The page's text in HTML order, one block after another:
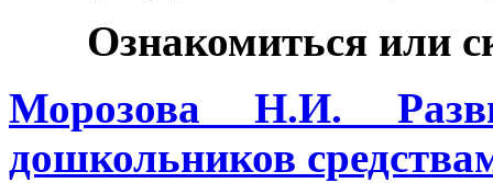
Ознакомиться или
Морозова Н.И.
дошкольников